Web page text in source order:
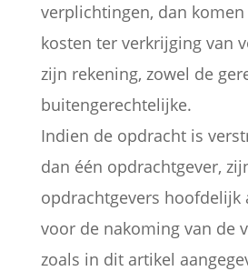
verplichtingen, dan
kosten ter verkrijging van
zijn rekening, zowel de
buitengerechtelijke.
Indien de opdracht is
dan één opdrachtgever,
opdrachtgevers hoofdelijk
voor de nakoming van de
zoals in dit artikel